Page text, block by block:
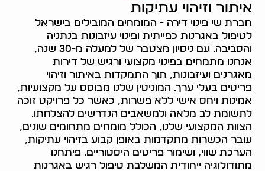
איתור וזיהוי עתיקות
חברת שי פינוי דירה - המומחים המובילים בישראל
לטיפול באגרנות כפייתית ופינוי עיזבונות בנתניה
והסביבה. עם ניסיון מצטבר של למעלה מ-30 שנה,
אנחנו מתמחים בפינוי מקצועי ורגיש של דירות
מאגרנים ועיזבונות, תוך התמקדות באיתור וזיהוי
פריטים בעלי ערך. המוניטין שלנו מבוסס על מקצועיות,
אמינות ויחס אישי ללא פשרות, כאשר כל פרויקט זוכה
לתשומת לב מלאה ולמשאבים הנדרשים להצלחתו.
הצוות המקצועי שלנו, הכולל מומחים מתחומים שונים,
עובר הכשרות מתקדמות באופן קבוע בזיהוי עתיקות,
הערכת שווי, ושימור פריטים היסטוריים. פיתחנו
מתודולוגיה ייחודית המשלבת טיפול רגיש באגרנות